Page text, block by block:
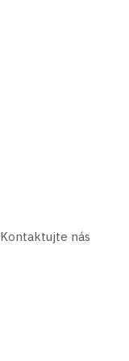
Kontaktujte nás